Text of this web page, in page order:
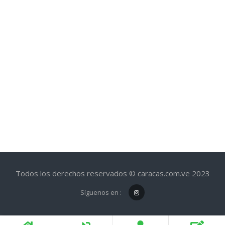
Todos los derechos reservados © caracas.com.ve 2023
Síguenos en :